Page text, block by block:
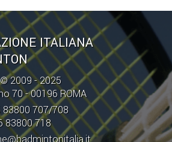
ITALIANA
2009 - 2025
70 - 00196 ROMA
83800 707/708
83800 718